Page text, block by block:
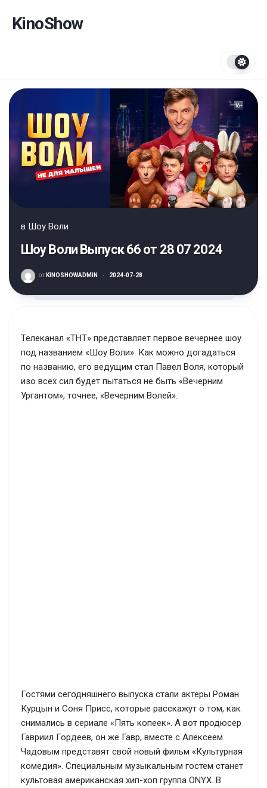
содержанию
KinoShow
в Шоу Воли
Шоу Воли Выпуск 66 от 28 07 2024
от KINOSHOWADMIN · 2024-07-28
Телеканал «ТНТ» представляет первое вечернее шоу
под названием «Шоу Воли». Как можно догадаться
по названию, его ведущим стал Павел Воля, который
изо всех сил будет пытаться не быть «Вечерним
Ургантом», точнее, «Вечерним Волей».
Гостями сегодняшнего выпуска стали актеры Роман
Курцын и Соня Присс, которые расскажут о том, как
снимались в сериале «Пять копеек». А вот продюсер
Гавриил Гордеев, он же Гавр, вместе с Алексеем
Чадовым представят свой новый фильм «Культурная
комедия». Специальным музыкальным гостем станет
культовая американская хип-хоп группа ONYX. В